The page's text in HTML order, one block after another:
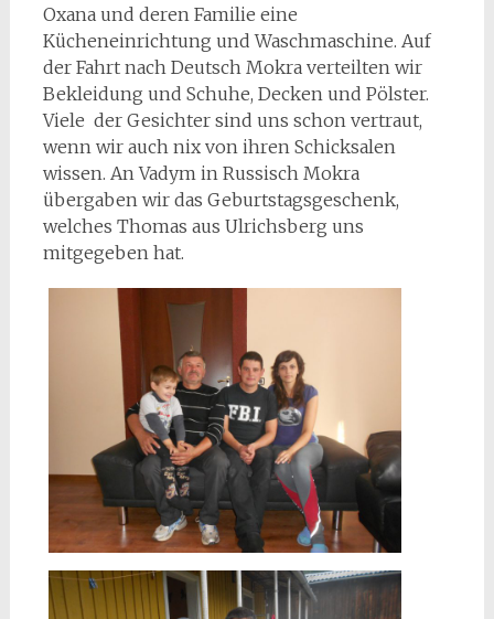
Oxana und deren Familie eine
Kücheneinrichtung und Waschmaschine. Auf
der Fahrt nach Deutsch Mokra verteilten wir
Bekleidung und Schuhe, Decken und Pölster.
Viele der Gesichter sind uns schon vertraut,
wenn wir auch nix von ihren Schicksalen
wissen. An Vadym in Russisch Mokra
übergaben wir das Geburtstagsgeschenk,
welches Thomas aus Ulrichsberg uns
mitgegeben hat.